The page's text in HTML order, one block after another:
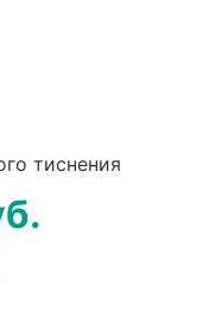
тиснения